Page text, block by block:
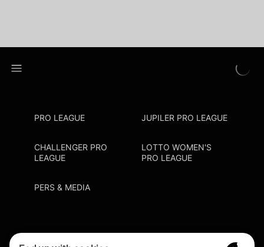
PRO LEAGUE JUPILER PRO LEAGUE
CHALLENGER PRO
LEAGUE
LOTTO WOMEN'S
PRO LEAGUE
PERS & MEDIA